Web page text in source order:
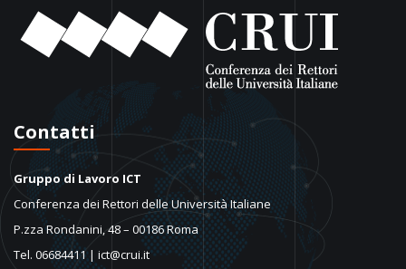
Contatti
Gruppo di Lavoro ICT
Conferenza dei Rettori delle Università Italiane
P.zza Rondanini, 48 – 00186 Roma
Tel. 06684411 | ict@crui.it